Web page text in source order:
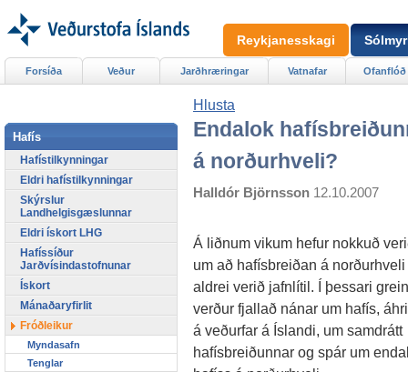
Hlusta
Endalok
á norðurhveli?
Halldór Björnsson 12.10.2007
Á liðnum vikum hefur nokkuð
um að hafísbreiðan á
aldrei verið jafnlítil. Í þessari grein
verður fjallað nánar um hafís,
á veðurfar á Íslandi, um samdrátt
hafísbreiðunnar og spár um
Forsíða Veður Jarðhræringar Vatnafar Ofanflóð
Hafís
Hafístilkynningar
Eldri hafístilkynningar
Skýrslur
Landhelgisgæslunnar
Eldri ískort LHG
Hafíssíður
Jarðvísindastofnunar
Ískort
Mánaðaryfirlit
Fróðleikur
Myndasafn
Tenglar
Reykjanesskagi